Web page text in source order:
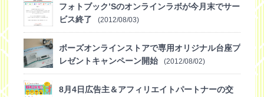
フォトブック’Sのオンラインラボが今月末でサー
ビス終了
(2012/08/03)
ボーズオンラインストアで専用オリジナル台座プ
レゼントキャンペーン開始
(2012/08/02)
8月4日広告主＆アフィリエイトパートナーの交